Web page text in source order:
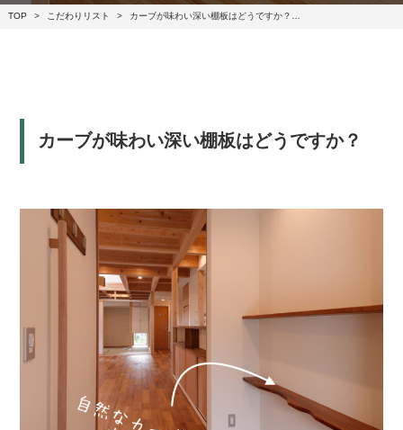
TOP こだわりリスト カーブが味わい深い棚板はどうですか？…
カーブが味わい深い棚板はどうですか？